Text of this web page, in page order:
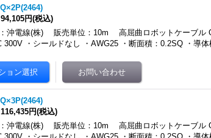
94,105円(税込)
沖電線(株) 販売単位：10m 高屈曲ロボットケーブル
300V ・シールドなし ・AWG25 ・断面積：0.2SQ ・導
116,435円(税込)
沖電線(株) 販売単位：10m 高屈曲ロボットケーブル